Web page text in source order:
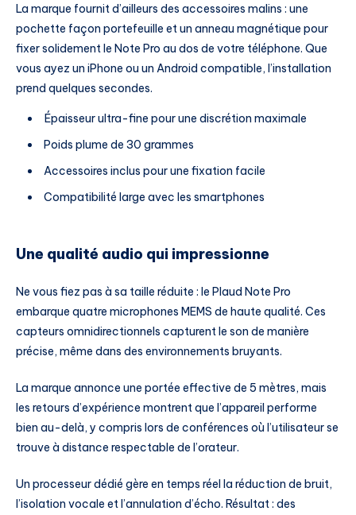
La marque fournit d’ailleurs des accessoires malins : une
pochette façon portefeuille et un anneau magnétique pour
fixer solidement le Note Pro au dos de votre téléphone. Que
vous ayez un iPhone ou un Android compatible, l’installation
prend quelques secondes.
Épaisseur ultra-fine pour une discrétion maximale
Poids plume de 30 grammes
Accessoires inclus pour une fixation facile
Compatibilité large avec les smartphones
Une qualité audio qui impressionne
Ne vous fiez pas à sa taille réduite : le Plaud Note Pro
embarque quatre microphones MEMS de haute qualité. Ces
capteurs omnidirectionnels capturent le son de manière
précise, même dans des environnements bruyants.
La marque annonce une portée effective de 5 mètres, mais
les retours d’expérience montrent que l’appareil performe
bien au-delà, y compris lors de conférences où l’utilisateur se
trouve à distance respectable de l’orateur.
Un processeur dédié gère en temps réel la réduction de bruit,
l’isolation vocale et l’annulation d’écho. Résultat : des